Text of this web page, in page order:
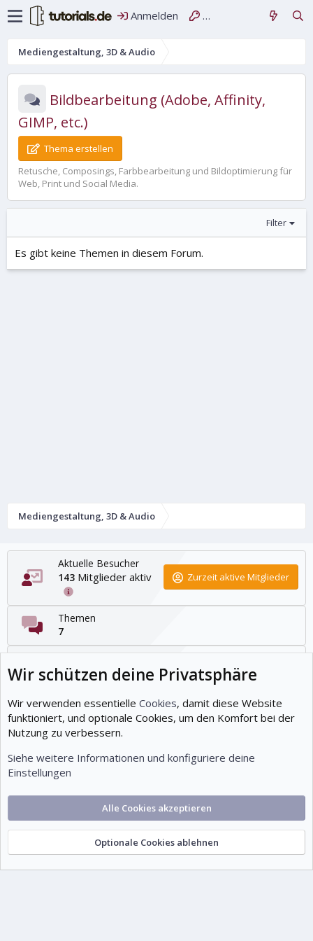
Anmelden Registrieren
Mediengestaltung, 3D & Audio
Bildbearbeitung (Adobe, Affinity,
GIMP, etc.)
Thema erstellen
Retusche, Composings, Farbbearbeitung und Bildoptimierung für
Web, Print und Social Media.
Filter
Es gibt keine Themen in diesem Forum.
Mediengestaltung, 3D & Audio
Aktuelle Besucher
143 Mitglieder aktiv Zurzeit aktive Mitglieder
Themen
7
12
Mitglieder
19
Neuestes Mitglied
Nutzungsbedingungen
Datenschutz
Hilfe und Impressum
Start
R
S
S
© 1999-2026 tutorials.de – Wissen. Gemeinsam.Community platform by XenForo
2010-2026 XenForo Ltd.
Wir schützen deine Privatsphäre
Wir verwenden essentielle Cookies, damit diese Website
funktioniert, und optionale Cookies, um den Komfort bei der
Nutzung zu verbessern.
Siehe weitere Informationen und konfiguriere deine
Einstellungen
Alle Cookies akzeptieren
Optionale Cookies ablehnen